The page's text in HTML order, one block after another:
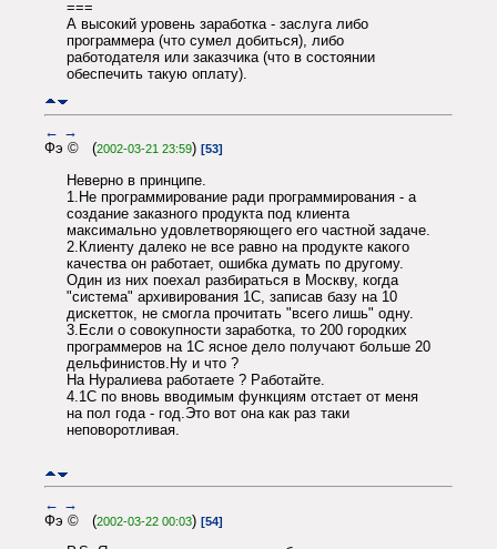
===
А высокий уровень заработка - заслуга либо
программера (что сумел добиться), либо
работодателя или заказчика (что в состоянии
обеспечить такую оплату).
← →
Фэ © (2002-03-21 23:59) [53]
Неверно в принципе.
1.Не программирование ради программирования - а
создание заказного продукта под клиента
максимально удовлетворяющего его частной задаче.
2.Клиенту далеко не все равно на продукте какого
качества он работает, ошибка думать по другому.
Один из них поехал разбираться в Москву, когда
"система" архивирования 1С, записав базу на 10
дискетток, не смогла прочитать "всего лишь" одну.
3.Если о совокупности заработка, то 200 городких
программеров на 1С ясное дело получают больше 20
дельфинистов.Ну и что ?
На Нуралиева работаете ? Работайте.
4.1C по вновь вводимым функциям отстает от меня
на пол года - год.Это вот она как раз таки
неповоротливая.
← →
Фэ © (2002-03-22 00:03) [54]